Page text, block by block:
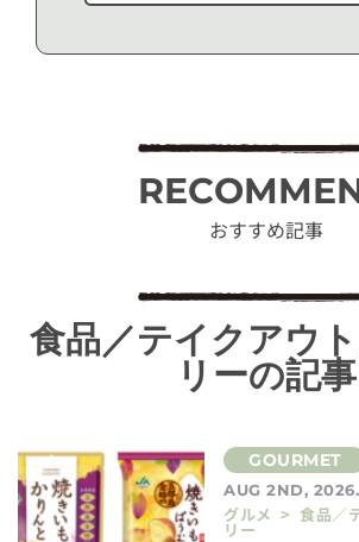
おすすめ記事
食品／テイクアウ
リーの記事
AUG 2ND,
グルメ > 食品／
リー